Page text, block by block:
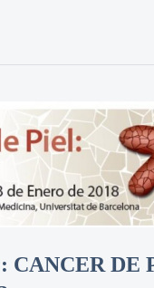
CANCER DE